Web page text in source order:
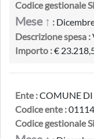
Codice gestionale
Mese ↑ :
Descrizione spesa :
Importo :€
Ente :COMUNE
Codice ente :
Codice gestionale